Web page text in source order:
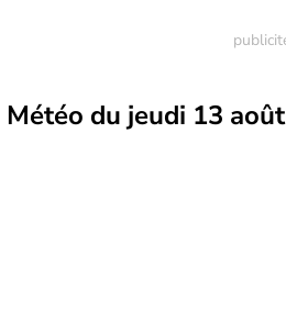
Météo du jeudi 13 août